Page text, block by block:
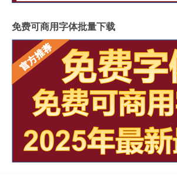
免费可商用字体批量下载